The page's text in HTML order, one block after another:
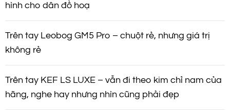
hình cho dân đồ hoạ
Trên tay Leobog GM5 Pro – chuột rẻ, nhưng giá trị
không rẻ
Trên tay KEF LS LUXE – vẫn đi theo kim chỉ nam của
hãng, nghe hay nhưng nhìn cũng phải đẹp